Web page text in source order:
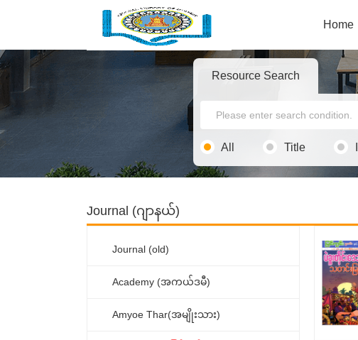
Home
Resource Search
All Title
Journal (ဂျာနယ်)
Journal (old)
Academy (အကယ်ဒမီ)
Amyoe Thar(အမျိုးသား)